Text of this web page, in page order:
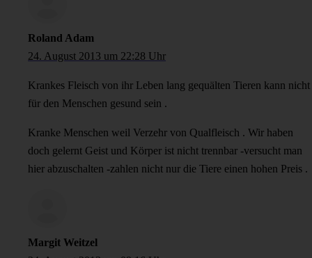
Roland Adam
24. August 2013 um 22:28 Uhr
Krankes Fleisch von ihr Leben lang gequälten Tieren kann nicht
für den Menschen gesund sein .
Kranke Menschen weil Verzehr von Qualfleisch . Wir haben
doch gelernt Geist und Körper ist nicht trennbar -versucht man
hier abzuschalten -zahlen nicht nur die Tiere einen hohen Preis .
Margit Weitzel